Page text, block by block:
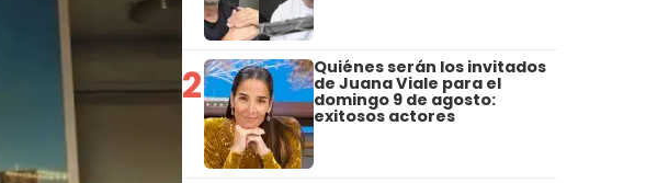
2 Quiénes serán los invitados
de Juana Viale para el
domingo 9 de agosto:
exitosos actores